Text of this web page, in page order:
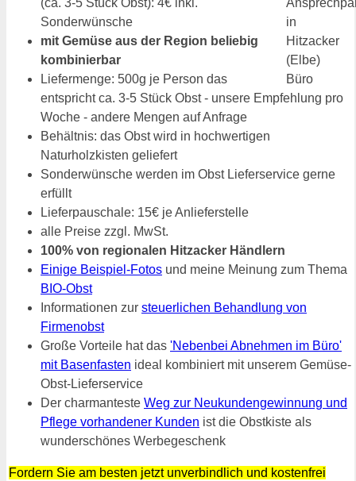
(ca. 3-5 Stück Obst): 4€ inkl.
Sonderwünsche
mit Gemüse aus der Region beliebig
kombinierbar
Liefermenge: 500g je Person das
entspricht ca. 3-5 Stück Obst - unsere Empfehlung pro
Woche - andere Mengen auf Anfrage
Behältnis: das Obst wird in hochwertigen
Naturholzkisten geliefert
Sonderwünsche werden im Obst Lieferservice gerne
erfüllt
Lieferpauschale: 15€ je Anlieferstelle
alle Preise zzgl. MwSt.
100% von regionalen Hitzacker Händlern
Einige Beispiel-Fotos und meine Meinung zum Thema
BIO-Obst
Informationen zur steuerlichen Behandlung von
Firmenobst
Große Vorteile hat das 'Nebenbei Abnehmen im Büro'
mit Basenfasten ideal kombiniert mit unserem Gemüse-
Obst-Lieferservice
Der charmanteste Weg zur Neukundengewinnung und
Pflege vorhandener Kunden ist die Obstkiste als
wunderschönes Werbegeschenk
Fordern Sie am besten jetzt unverbindlich und kostenfrei